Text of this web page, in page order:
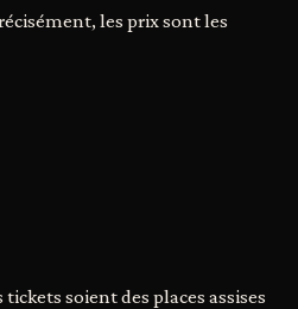
les prix sont les
soient des places assises